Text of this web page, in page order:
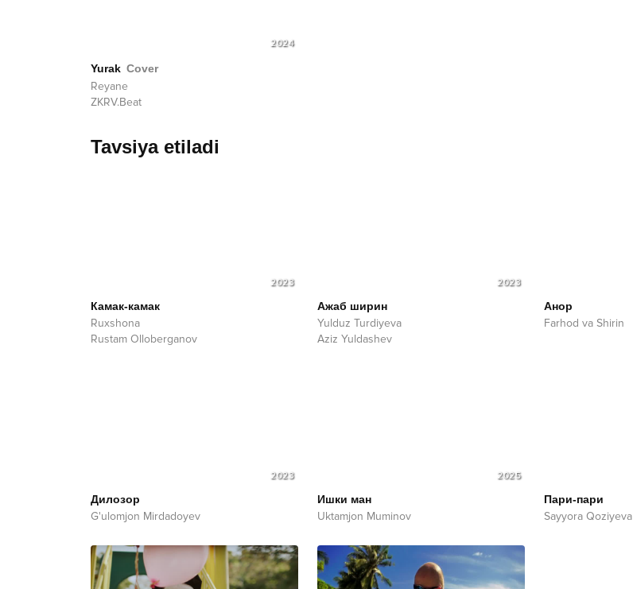
2024
Yurak Cover
Reyane
ZKRV.Beat
Tavsiya etiladi
2023
Камак-камак
Ruxshona
Rustam Olloberganov
2023
Ажаб ширин
Yulduz Turdiyeva
Aziz Yuldashev
Анор
Farhod va Shirin
2023
Дилозор
G'ulomjon Mirdadoyev
2025
Ишки ман
Uktamjon Muminov
Пари-пари
Sayyora Qoziyeva